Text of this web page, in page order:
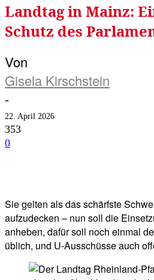
Landtag in Mainz:
Schutz des
Von
Gisela Kirschstein
-
22. April 2026
353
0
Sie gelten als das schärfste
aufzudecken – nun soll die
anheben, dafür soll noch einmal
üblich, und U-Ausschüsse auch